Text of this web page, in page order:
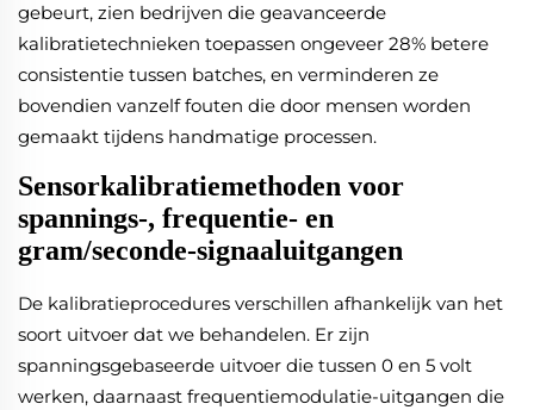
gebeurt, zien bedrijven die geavanceerde
kalibratietechnieken toepassen ongeveer 28% betere
consistentie tussen batches, en verminderen ze
bovendien vanzelf fouten die door mensen worden
gemaakt tijdens handmatige processen.
Sensorkalibratiemethoden voor
spannings-, frequentie- en
gram/seconde-signaaluitgangen
De kalibratieprocedures verschillen afhankelijk van het
soort uitvoer dat we behandelen. Er zijn
spanningsgebaseerde uitvoer die tussen 0 en 5 volt
werken, daarnaast frequentiemodulatie-uitgangen die